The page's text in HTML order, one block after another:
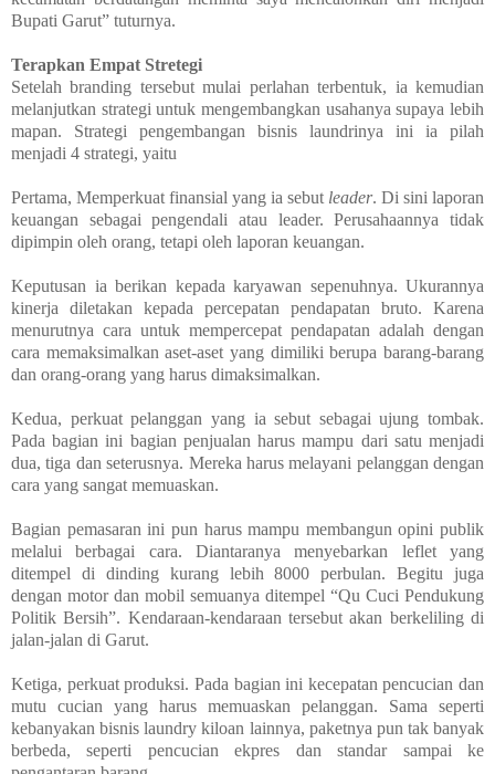
Bupati Garut” tuturnya.
Terapkan Empat Stretegi
Setelah branding tersebut mulai perlahan terbentuk, ia kemudian
melanjutkan strategi untuk mengembangkan usahanya supaya lebih
mapan. Strategi pengembangan bisnis laundrinya ini ia pilah
menjadi 4 strategi, yaitu
Pertama, Memperkuat finansial yang ia sebut leader. Di sini laporan
keuangan sebagai pengendali atau leader. Perusahaannya tidak
dipimpin oleh orang, tetapi oleh laporan keuangan.
Keputusan ia berikan kepada karyawan sepenuhnya. Ukurannya
kinerja diletakan kepada percepatan pendapatan bruto. Karena
menurutnya cara untuk mempercepat pendapatan adalah dengan
cara memaksimalkan aset-aset yang dimiliki berupa barang-barang
dan orang-orang yang harus dimaksimalkan.
Kedua, perkuat pelanggan yang ia sebut sebagai ujung tombak.
Pada bagian ini bagian penjualan harus mampu dari satu menjadi
dua, tiga dan seterusnya. Mereka harus melayani pelanggan dengan
cara yang sangat memuaskan.
Bagian pemasaran ini pun harus mampu membangun opini publik
melalui berbagai cara. Diantaranya menyebarkan leflet yang
ditempel di dinding kurang lebih 8000 perbulan. Begitu juga
dengan motor dan mobil semuanya ditempel “Qu Cuci Pendukung
Politik Bersih”. Kendaraan-kendaraan tersebut akan berkeliling di
jalan-jalan di Garut.
Ketiga, perkuat produksi. Pada bagian ini kecepatan pencucian dan
mutu cucian yang harus memuaskan pelanggan. Sama seperti
kebanyakan bisnis laundry kiloan lainnya, paketnya pun tak banyak
berbeda, seperti pencucian ekpres dan standar sampai ke